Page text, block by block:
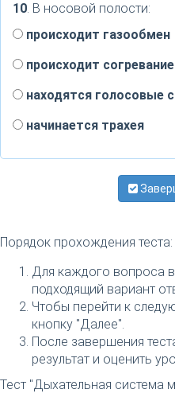
10. В носовой полости:
происходит газообмен
происходит
находятся голосовые
начинается трахея
Порядок прохождения теста:
Для каждого вопроса
подходящий вариант
Чтобы перейти к
кнопку "Далее".
После завершения
результат и оценить
Тест "Дыхательная система